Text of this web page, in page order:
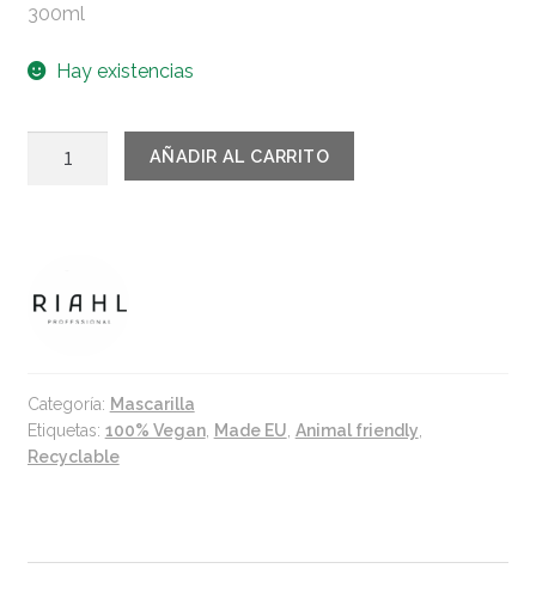
300ml
Hay existencias
mask
300ml
AÑADIR AL CARRITO
Categoría: Mascarilla
Etiquetas: 100% Vegan, Made EU Animal friendly
Recyclable